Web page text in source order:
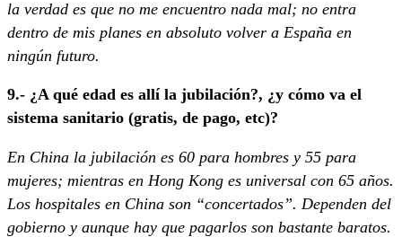
la verdad es que no me encuentro nada mal; no entra
dentro de mis planes en absoluto volver a España en
ningún futuro.
9.- ¿A qué edad es allí la jubilación?, ¿y cómo va el
sistema sanitario (gratis, de pago, etc)?
En China la jubilación es 60 para hombres y 55 para
mujeres; mientras en Hong Kong es universal con 65 años.
Los hospitales en China son “concertados”. Dependen del
gobierno y aunque hay que pagarlos son bastante baratos.